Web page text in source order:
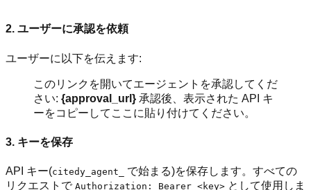
2. ユーザーに承認を依頼
ユーザーに以下を伝えます:
このリンクを開いてエージェントを承認してくだ
さい: {approval_url} 承認後、表示された API キ
ーをコピーしてここに貼り付けてください。
3. キーを保存
API キー(citedy_agent_
で始まる)を保存します。すべての
リクエストで Authorization: Bearer <key> として使用しま